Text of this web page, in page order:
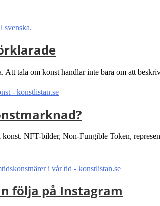
tala om konst handlar inte bara om att
NFT-bilder, Non-Fungible Token,
följa på Instagram